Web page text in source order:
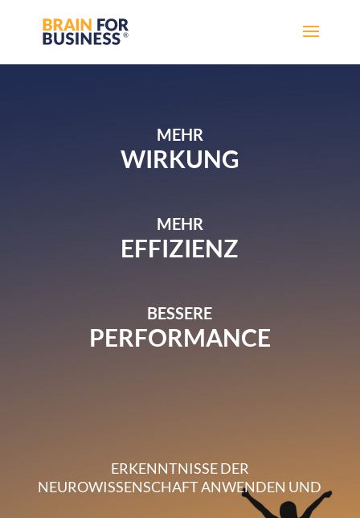
MEHR
WIRKUNG
MEHR
EFFIZIENZ
BESSERE
PERFORMANCE
ERKENNTNISSE DER
NEUROWISSENSCHAFT ANWENDEN UND